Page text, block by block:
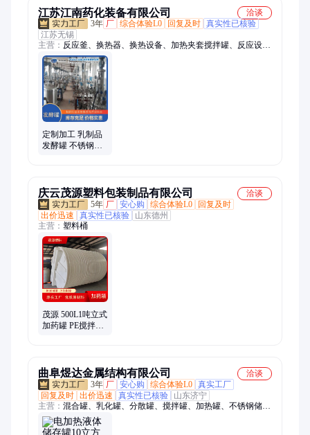
江苏江南药化装备有限公司
洽谈
3年 厂 综合体验L0 回复及时 真实性已核验
江苏无锡
主营： 反应釜、换热器、换热设备、加热夹套搅拌罐、反应设
备、立式卧式罐、薄膜蒸发器、高速搅拌釜、生物发酵罐、蒸馏
设备回收、电加热反应罐、不锈钢冷凝器、碳钢压力容器、降膜
蒸发设备、列管式冷凝器、电加热搅拌釜、耐酸碱储存罐、不锈
钢蒸馏设备、搅拌配料储存罐
定制加工 乳制品
发酵罐 不锈钢搅
庆云茂源塑料包装制品有限公司
洽谈
5年 厂 安心购 综合体验L0
回复及时
出价迅速
真实性已核验
山东德州
主营： 塑料桶
茂源 500L1吨立式
加药罐 PE搅拌桶
曲阜煜达金属结构有限公司
洽谈
3年 厂 安心购 综合体验L0 真实工厂
回复及时 出价迅速 真实性已核验
山东济宁
主营： 混合罐、乳化罐、分散罐、搅拌罐、加热罐、不锈钢储
罐、提取浓缩设备